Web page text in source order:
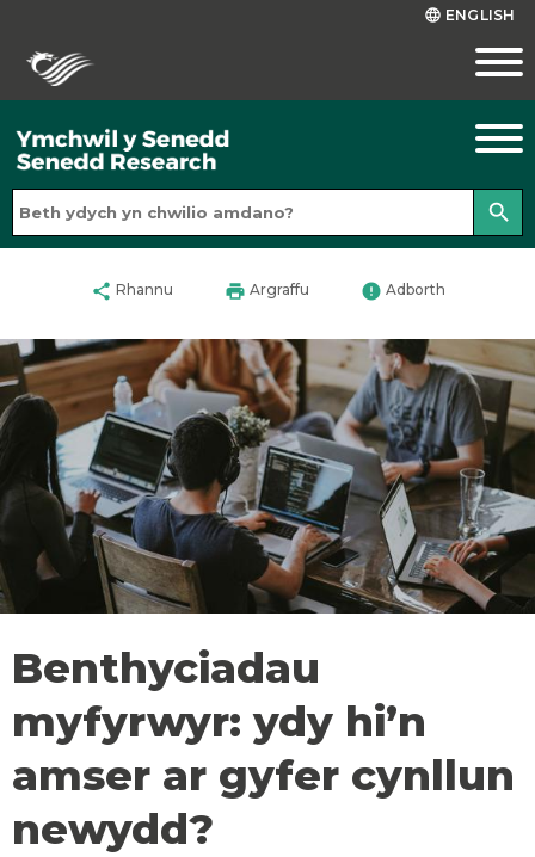
language ENGLISH
search
share Rhannu print Argraffu error Adborth
Benthyciadau
myfyrwyr: ydy hi’n
amser ar gyfer cynllun
newydd?